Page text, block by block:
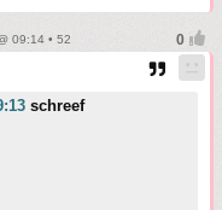
09:14 • 52
schreef